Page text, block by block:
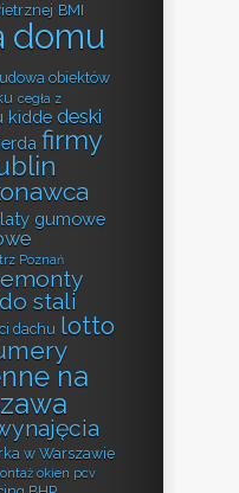
BMI
domu
obiektów
cegła z
kidde deski
firmy
gumowe
Poznań
stali
dachu lotto
na
w Warszawie
okien pcv